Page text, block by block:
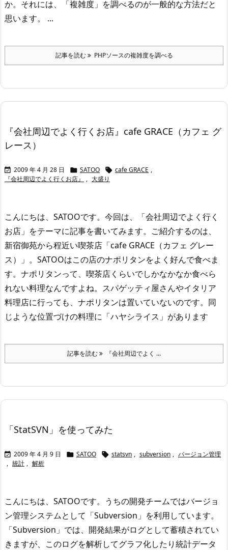
か。 それには、「複雑度」を調べるのが一般的な方法だと
思います。 ...
記事を読む PHPソースの複雑度を調べる
『会社周辺でよく行くお店』cafe GRACE（カフェ グ
レース）
 2009 年 4 月 28 日  SATOO  cafe GRACE ,
『会社周辺でよく行くお店』
, 大盛り
こんにちは、SATOOです。 今回は、「会社周辺でよく行く
お店」をテーマに記事を書いてみます。 ご紹介するのは、
新宿御苑から程近い喫茶店「cafe GRACE（カフェ グレー
ス）」。 SATOOはこの店のナポリタンをよく好んで食べま
す。 ナポリタンって、喫茶店くらいでしかなかなか食べら
れない料理なんですよね。スパゲッティ屋さんやイタリア
料理店に行っても、ナポリタンは置いていないのです。 同
じような位置づけの料理に「ハヤシライス」があります
記事を読む 『会社周辺でよく ...
「StatSVN」を使ってみた
 2009 年 4 月 9 日  SATOO  statsvn , subversion , バージョン管理
, 統計 , 解析
こんにちは、SATOOです。
うちの開発チームではバージョ
ン管理システムとして「Subversion」を利用しています。
「Subversion」では、開発結果がログとして蓄積されてい
きますが、このログを解析してグラフ化したり統計データ